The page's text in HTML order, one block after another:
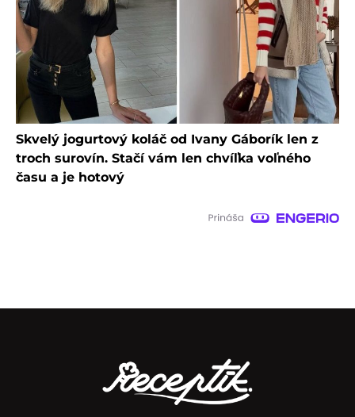
Skvelý jogurtový koláč od Ivany Gáborík len z
troch surovín. Stačí vám len chvíľka voľného
času a je hotový